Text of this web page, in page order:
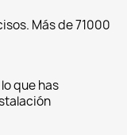
Más de 71000
que has